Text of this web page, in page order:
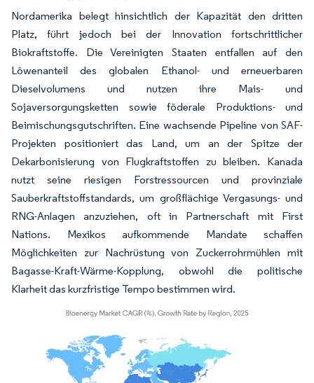
Nordamerika belegt hinsichtlich der Kapazität den dritten
Platz, führt jedoch bei der Innovation fortschrittlicher
Biokraftstoffe. Die Vereinigten Staaten entfallen auf den
Löwenanteil des globalen Ethanol- und erneuerbaren
Dieselvolumens und nutzen ihre Mais- und
Sojaversorgungsketten sowie föderale Produktions- und
Beimischungsgutschriften. Eine wachsende Pipeline von SAF-
Projekten positioniert das Land, um an der Spitze der
Dekarbonisierung von Flugkraftstoffen zu bleiben. Kanada
nutzt seine riesigen Forstressourcen und provinziale
Sauberkraftstoffstandards, um großflächige Vergasungs- und
RNG-Anlagen anzuziehen, oft in Partnerschaft mit First
Nations. Mexikos aufkommende Mandate schaffen
Möglichkeiten zur Nachrüstung von Zuckerrohrmühlen mit
Bagasse-Kraft-Wärme-Kopplung, obwohl die politische
Klarheit das kurzfristige Tempo bestimmen wird.